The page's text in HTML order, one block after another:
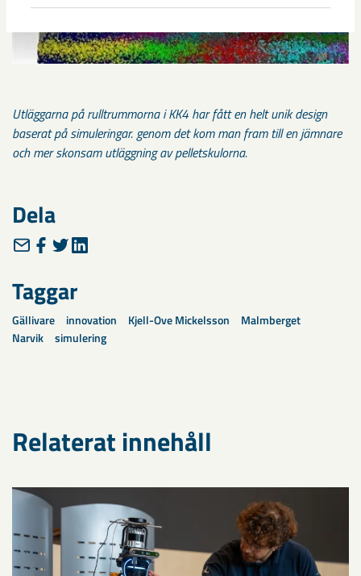
Utläggarna på rulltrummorna i KK4 har fått en helt unik design
baserat på simuleringar. genom det kom man fram till en jämnare
och mer skonsam utläggning av pelletskulorna.
Dela
Taggar
Gällivare innovation Kjell-Ove Mickelsson
Malmberget
Narvik
simulering
Relaterat innehåll